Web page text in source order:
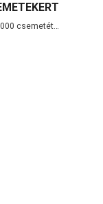
csemetét…